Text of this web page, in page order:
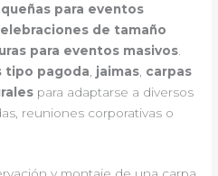
para eventos
de tamaño
para eventos masivos
tipo pagoda jaimas carpas
para adaptarse a diversos
reuniones corporativas o